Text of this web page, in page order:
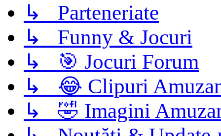
↳ Parteneriate
↳ Funny & Jocuri
↳ 🎯 Jocuri Forum
↳ 😂 Clipuri
↳ 🤣 Imagini